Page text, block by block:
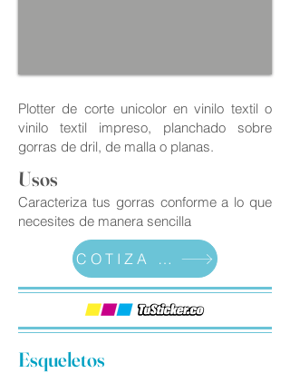
Plotter de corte unicolor en vinilo textil o
vinilo textil impreso, planchado sobre
gorras de dril, de malla o planas.
Usos
Caracteriza tus gorras conforme a lo que
necesites de manera sencilla
COTIZA AHORA
Esqueletos